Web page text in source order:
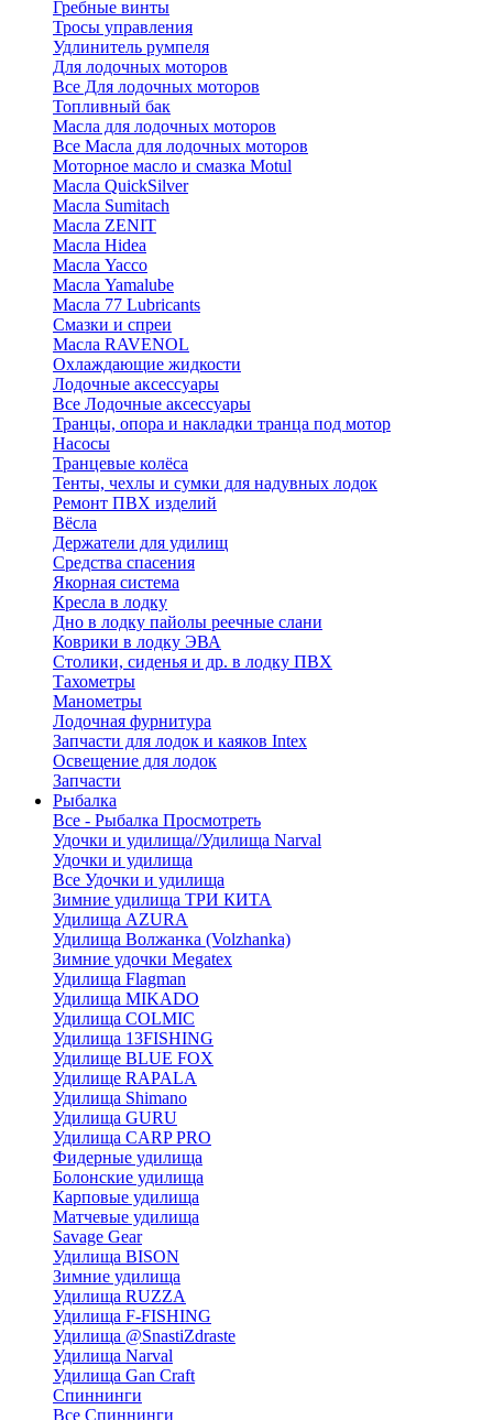
Гребные винты
Тросы управления
Удлинитель румпеля
Для лодочных моторов
Все Для лодочных моторов
Топливный бак
Масла для лодочных моторов
Все Масла для лодочных моторов
Моторное масло и смазка Motul
Масла QuickSilver
Масла Sumitach
Масла ZENIT
Масла Hidea
Масла Yacco
Масла Yamalube
Масла 77 Lubricants
Смазки и спреи
Масла RAVENOL
Охлаждающие жидкости
Лодочные аксессуары
Все Лодочные аксессуары
Транцы, опора и накладки транца под мотор
Насосы
Транцевые колёса
Тенты, чехлы и сумки для надувных лодок
Ремонт ПВХ изделий
Вёсла
Держатели для удилищ
Средства спасения
Якорная система
Кресла в лодку
Дно в лодку пайолы реечные слани
Коврики в лодку ЭВА
Столики, сиденья и др. в лодку ПВХ
Тахометры
Манометры
Лодочная фурнитура
Запчасти для лодок и каяков Intex
Освещение для лодок
Запчасти
Рыбалка
Все - Рыбалка Просмотреть
Удочки и удилища//Удилища Narval
Удочки и удилища
Все Удочки и удилища
Зимние удилища ТРИ КИТА
Удилища AZURA
Удилища Волжанка (Volzhanka)
Зимние удочки Megatex
Удилища Flagman
Удилища MIKADO
Удилища COLMIC
Удилища 13FISHING
Удилище BLUE FOX
Удилище RAPALA
Удилища Shimano
Удилища GURU
Удилища CARP PRO
Фидерные удилища
Болонские удилища
Карповые удилища
Матчевые удилища
Savage Gear
Удилища BISON
Зимние удилища
Удилища RUZZA
Удилища F-FISHING
Удилища @SnastiZdraste
Удилища Narval
Удилища Gan Craft
Спиннинги
Все Спиннинги